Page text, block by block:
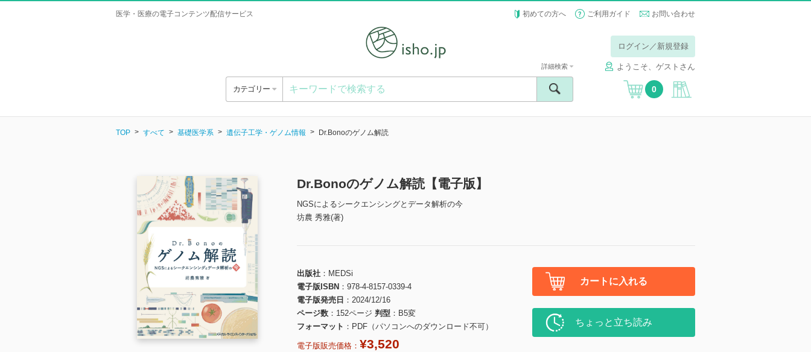
医学・医療の電子コンテンツ配信サービス 初めての方へ ご利用ガイド お問い合わせ
ログイン／新規登録
ようこそ、ゲストさん
カテゴリー
詳細検索
0
TOP すべて 基礎医学系 遺伝子工学・ゲノム情報 Dr.Bonoのゲノム解読
Dr.Bonoのゲノム解読【電子版】
NGSによるシークエンシングとデータ解析の今
坊農 秀雅(著)
出版社
MEDSi
電子版ISBN
978-4-8157-0339-4
電子版発売日
2024/12/16
ページ数
152ページ 判型
B5変
フォーマット
PDF（パソコンへのダウンロード不可）
電子版販売価格： ¥3,520
カートに入れる
ちょっと立ち読み